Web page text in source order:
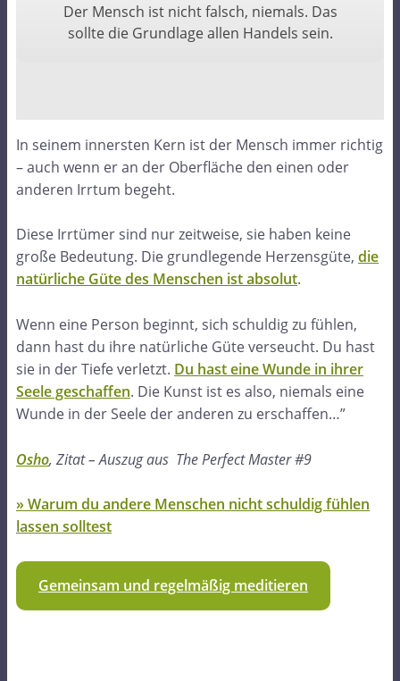
Der Mensch ist nicht falsch, niemals. Das
sollte die Grundlage allen Handels sein.
In seinem innersten Kern ist der Mensch immer richtig
– auch wenn er an der Oberfläche den einen oder
anderen Irrtum begeht.
Diese Irrtümer sind nur zeitweise, sie haben keine
große Bedeutung. Die grundlegende Herzensgüte, die
natürliche Güte des Menschen ist absolut.
Wenn eine Person beginnt, sich schuldig zu fühlen,
dann hast du ihre natürliche Güte verseucht. Du hast
sie in der Tiefe verletzt. Du hast eine Wunde in ihrer
Seele geschaffen. Die Kunst ist es also, niemals eine
Wunde in der Seele der anderen zu erschaffen…”
Osho, Zitat – Auszug aus The Perfect Master #9
» Warum du andere Menschen nicht schuldig fühlen
lassen solltest
Gemeinsam und regelmäßig meditieren